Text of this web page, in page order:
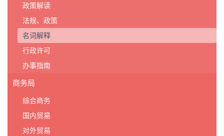
政策解读
法规、政策
名词解释
行政许可
办事指南
商务局
综合商务
国内贸易
对外贸易